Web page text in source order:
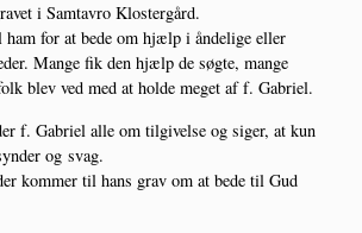
i Sam­tavro Klostergård.
for at bede om hjælp i ånde­li­ge eller
Man­ge fik den hjælp de søg­te, man­ge
blev ved med at hol­de meget af f. Gabriel.
f. Gabri­el alle om til­gi­vel­se og siger, at kun
og svag.
kom­mer til hans grav om at bede til Gud